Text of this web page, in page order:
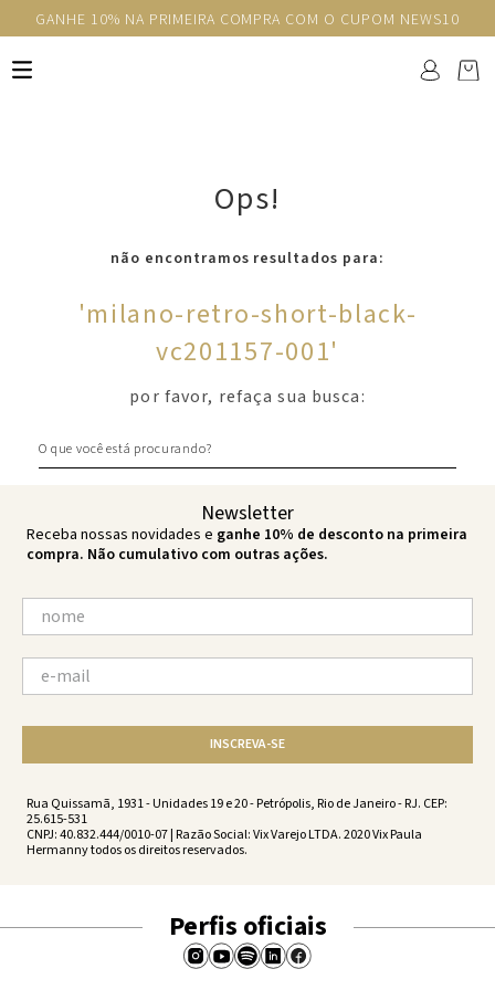
GANHE 10% NA PRIMEIRA COMPRA COM O CUPOM NEWS10
Ops!
não encontramos resultados para:
'milano-retro-short-black-
vc201157-001'
por favor, refaça sua busca:
Newsletter
Receba nossas novidades e ganhe 10% de desconto na primeira
compra. Não cumulativo com outras ações.
INSCREVA-SE
Rua Quissamã, 1931 - Unidades 19 e 20 - Petrópolis, Rio de Janeiro - RJ. CEP:
25.615-531
CNPJ: 40.832.444/0010-07 | Razão Social: Vix Varejo LTDA. 2020 Vix Paula
Hermanny todos os direitos reservados.
Perfis oficiais